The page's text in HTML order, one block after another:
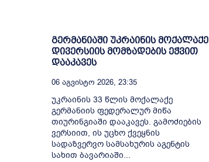
გერმანიაში უკრაინის მოქალაქე
დივერსიის მომზადების ეჭვით
დააკავეს
06 Აგვისტო 2026, 23:35
უკრაინის 33 წლის მოქალაქე
გერმანიის ფედერალურ მიწა
თიურინგიაში დააკავეს. გამოძიების
ვერსიით, ის უცხო ქვეყნის
სადაზვერვო სამსახურის აგენტის
სახით ბავარიაში...